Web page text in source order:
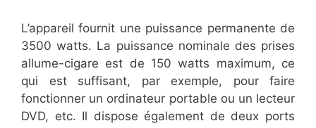
L’appareil fournit une puissance permanente de
3500 watts. La puissance nominale des prises
allume-cigare est de 150 watts maximum, ce
qui est suffisant, par exemple, pour faire
fonctionner un ordinateur portable ou un lecteur
DVD, etc. Il dispose également de deux ports